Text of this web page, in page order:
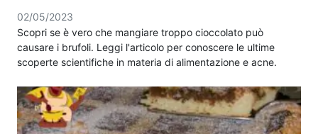
02/05/2023
Scopri se è vero che mangiare troppo cioccolato può
causare i brufoli. Leggi l'articolo per conoscere le ultime
scoperte scientifiche in materia di alimentazione e acne.